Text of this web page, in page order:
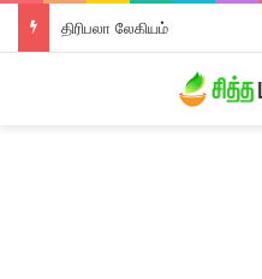
திரிபலா லேகியம்